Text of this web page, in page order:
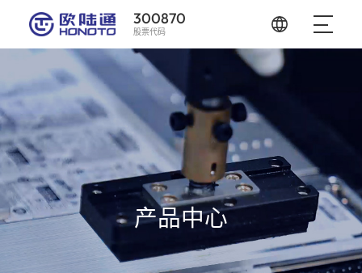
300870
股票代码
产品中心